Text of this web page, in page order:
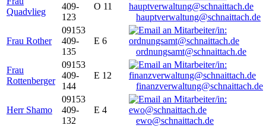
Quadvlieg
409-
123
O 11
hauptverwaltung@schnaittach.de
Frau Rother
09153
409-
135
E 6
ordnungsamt@schnaittach.de
Frau
Rottenberger
09153
409-
144
E 12
finanzverwaltung@schnaittach.de
Herr Shamo
09153
409-
132
E 4
ewo@schnaittach.de